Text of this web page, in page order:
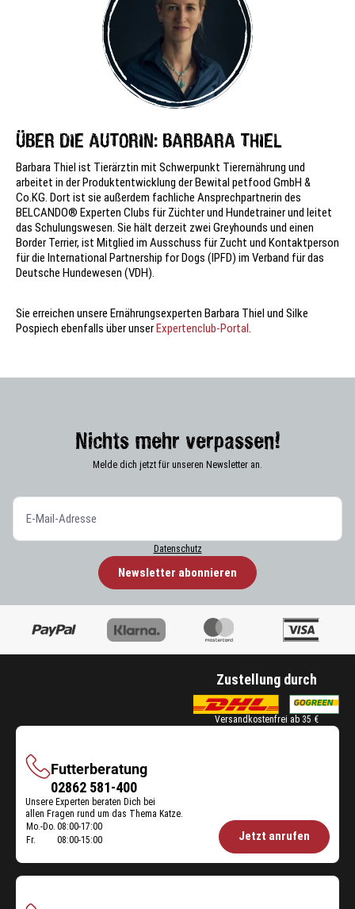
ÜBER DIE AUTORIN: BARBARA THIEL
Barbara Thiel ist Tierärztin mit Schwerpunkt Tierernährung und
arbeitet in der Produktentwicklung der Bewital petfood GmbH &
Co.KG. Dort ist sie außerdem fachliche Ansprechpartnerin des
BELCANDO® Experten Clubs für Züchter und Hundetrainer und leitet
das Schulungswesen. Sie hält derzeit zwei Greyhounds und einen
Border Terrier, ist Mitglied im Ausschuss für Zucht und Kontaktperson
für die International Partnership for Dogs (IPFD) im Verband für das
Deutsche Hundewesen (VDH).
Sie erreichen unsere Ernährungsexperten Barbara Thiel und Silke
Pospiech ebenfalls über unser Expertenclub-Portal.
Nichts mehr verpassen!
Melde dich jetzt für unseren Newsletter an.
Datenschutz
Newsletter abonnieren
Zustellung durch
Versandkostenfrei ab 35 €
Futterberatung
Futterberatung
02862 581-400
Unsere Experten beraten Dich bei
allen Fragen rund um das Thema Katze.
Öffnungszeiten
Mo.-Do. 08:00-17:00
Fr.
08:00-15:00 Jetzt anrufen